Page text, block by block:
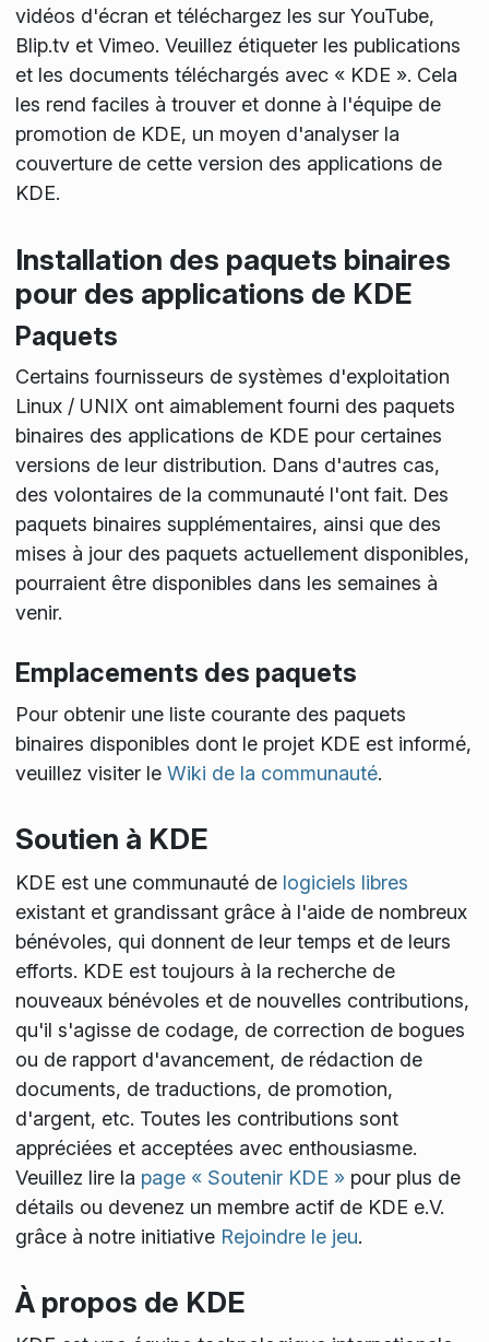
vidéos d'écran et téléchargez les sur YouTube,
Blip.tv et Vimeo. Veuillez étiqueter les publications
et les documents téléchargés avec « KDE ». Cela
les rend faciles à trouver et donne à l'équipe de
promotion de KDE, un moyen d'analyser la
couverture de cette version des applications de
KDE.
Installation des paquets binaires
pour des applications de KDE
Paquets
Certains fournisseurs de systèmes d'exploitation
Linux / UNIX ont aimablement fourni des paquets
binaires des applications de KDE pour certaines
versions de leur distribution. Dans d'autres cas,
des volontaires de la communauté l'ont fait. Des
paquets binaires supplémentaires, ainsi que des
mises à jour des paquets actuellement disponibles,
pourraient être disponibles dans les semaines à
venir.
Emplacements des paquets
Pour obtenir une liste courante des paquets
binaires disponibles dont le projet KDE est informé,
veuillez visiter le Wiki de la communauté.
Soutien à KDE
KDE est une communauté de logiciels libres
existant et grandissant grâce à l'aide de nombreux
bénévoles, qui donnent de leur temps et de leurs
efforts. KDE est toujours à la recherche de
nouveaux bénévoles et de nouvelles contributions,
qu'il s'agisse de codage, de correction de bogues
ou de rapport d'avancement, de rédaction de
documents, de traductions, de promotion,
d'argent, etc. Toutes les contributions sont
appréciées et acceptées avec enthousiasme.
Veuillez lire la page « Soutenir KDE »pour plus de
détails ou devenez un membre actif de KDE e.V.
grâce à notre initiative Rejoindre le jeu.
À propos de KDE